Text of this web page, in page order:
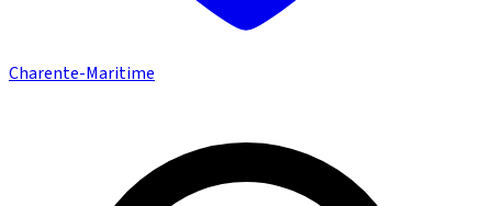
Charente-Maritime